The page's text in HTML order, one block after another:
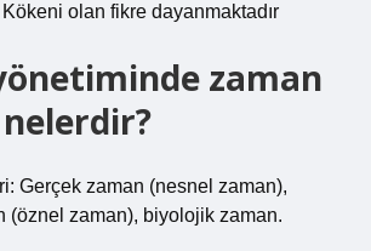
olan fikre dayanmaktadır
zaman
Gerçek zaman (nesnel zaman),
(öznel zaman), biyolojik zaman.